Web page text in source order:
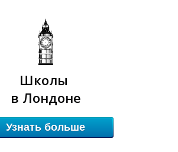
Школы
в Лондоне
Узнать больше